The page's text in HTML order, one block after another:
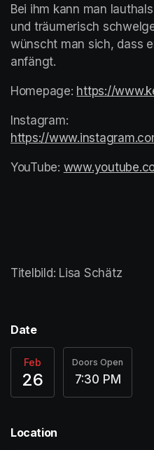
Bei ihm kann man
und träumerisch
wünscht man sich, dass
anfängt.
Homepage: https://
https://
YouTube:
Titelbild: Lisa Schätz
Date
Feb
26
Doors Open
7:30 PM
Location